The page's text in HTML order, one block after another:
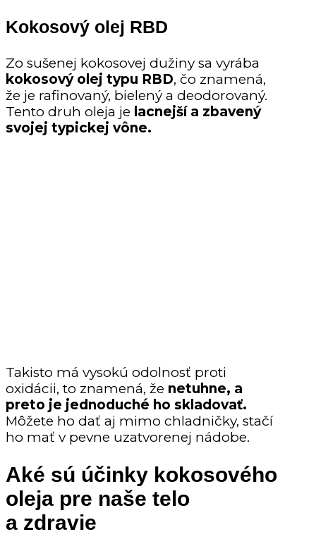
Kokosový olej RBD
Zo sušenej kokosovej dužiny sa vyrába
kokosový olej typu RBD, čo znamená,
že je rafinovaný, bielený a deodorovaný.
Tento druh oleja je lacnejší a zbavený
svojej typickej vône.
Takisto má vysokú odolnosť proti
oxidácii, to znamená, že netuhne, a
preto je jednoduché ho skladovať.
Môžete ho dať aj mimo chladničky, stačí
ho mať v pevne uzatvorenej nádobe.
Aké sú účinky kokosového
oleja pre naše telo
a zdravie